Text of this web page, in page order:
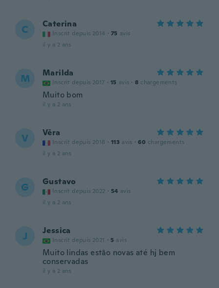
C Caterina
Inscrit depuis 2014 · 75 avis
il y a 2 ans
M Marilda
Inscrit depuis 2017 · 15 avis · 8 chargements
Muito bom
il y a 2 ans
V Věra
Inscrit depuis 2018 · 113 avis · 60 chargements
il y a 2 ans
G Gustavo
Inscrit depuis 2022 · 54 avis
il y a 2 ans
J Jessica
Inscrit depuis 2021 · 5 avis
Muito lindas estão novas até hj bem
conservadas
il y a 2 ans